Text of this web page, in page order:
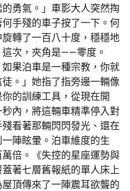
勇氣。」車影大人突然掏
手殘的車子按了一下。何
轉了一百八十度，穩穩地
次，夾角是——零度。
如果泊車是一種宗教，你就
。」她指了指旁邊一輛像
的訓練工具，從現在開
內，將這輛車精準停入對
看著那輛閃閃發光、還在
陣眩暈。泊車維度的生
倍。《失控的星座運勢與
著七層舊報紙的單人床上
頂傳來了一陣震耳欲聾的